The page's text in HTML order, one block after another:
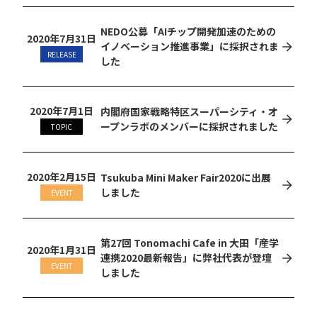
2020年7月31日
RELEASE
NEDO公募「AIチップ開発加速のための
イノベーション推進事業」に採択されま
した
2020年7月1日
TOPIC
内閣府国家戦略特区スーパーシティ・オ
ープンラボのメンバーに採択されました
2020年2月15日
EVENT
Tsukuba Mini Maker Fair2020に出展
しました
2020年1月31日
EVENT
第27回 Tonomachi Cafe in 大田「産学
連携2020最新報告」に弊社代表が登壇
しました